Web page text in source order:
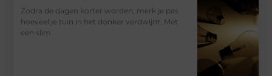
Zodra de dagen korter worden, merk je pas
hoeveel je tuin in het donker verdwijnt. Met
een slim